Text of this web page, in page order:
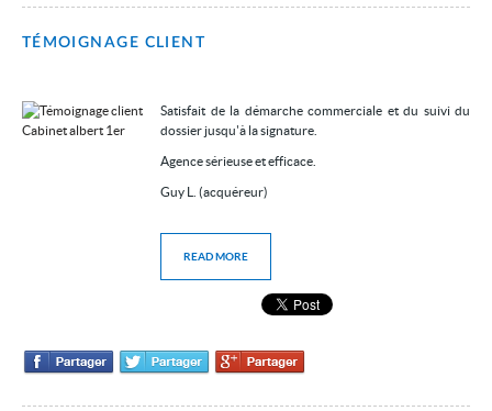
TÉMOIGNAGE CLIENT
Satisfait de la démarche commerciale et du suivi du
dossier jusqu'à la signature.
Agence sérieuse et efficace.
Guy L. (acquéreur)
READ MORE